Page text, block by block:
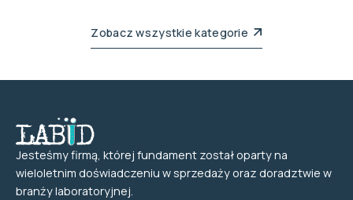
Zobacz wszystkie kategorie
Jesteśmy firmą, której fundament został oparty na
wieloletnim doświadczeniu w sprzedaży oraz doradztwie w
branży laboratoryjnej.